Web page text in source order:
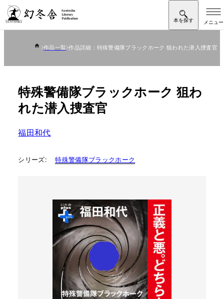
作品一覧 作品詳細：特殊警備隊ブラックホーク 狙われた潜入捜査官
特殊警備隊ブラックホーク 狙わ
れた潜入捜査官
福田和代
シリーズ: 特殊警備隊ブラックホーク